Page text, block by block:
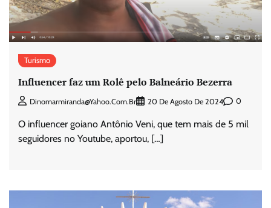
Turismo
Influencer faz um Rolê pelo Balneário Bezerra
Dinomarmiranda@yahoo.com.br 20 De Agosto De 2024 0
O influencer goiano Antônio Veni, que tem mais de 5 mil
seguidores no Youtube, aportou, […]